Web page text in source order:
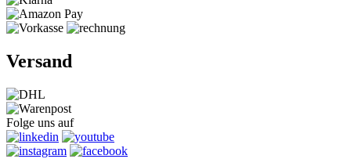
Versand
Folge uns auf